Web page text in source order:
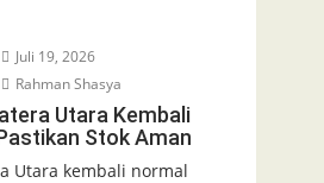
Juli 19, 2026
Rahman Shasya
Utara Kembali
Stok Aman
Utara kembali normal